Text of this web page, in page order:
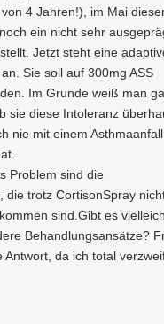
4 Jahren!), im Mai
ein nicht sehr
Jetzt steht eine
Sie soll auf 300mg ASS
Im Grunde weiß man
sie diese Intoleranz
nie mit einem Asthmaanfall
Problem sind die
die trotz CortisonSpray
sind.Gibt es
Behandlungsansätze?
Antwort, da ich total